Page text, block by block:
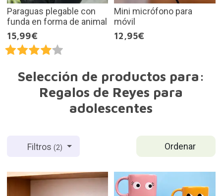
Paraguas plegable con
funda en forma de animal
15,99€
Mini micrófono para
móvil
12,95€
Selección de productos para:
Regalos de Reyes para
adolescentes
Ordenar
Filtros(2)